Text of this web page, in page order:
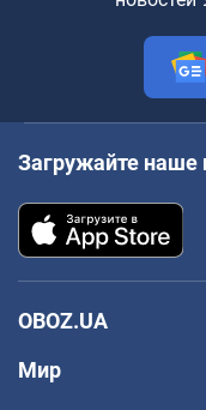
Загружайте наше
OBOZ.UA
Мир